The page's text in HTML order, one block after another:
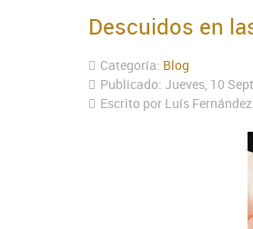
Descuidos en
Categoría: Blog
Publicado: Jueves, 10
Escrito por Luís